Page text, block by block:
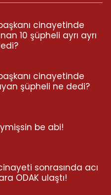
cinayetinde
10 şüpheli ayrı ayrı
cinayetinde
şüpheli ne dedi?
be abi!
sonrasında acı
ODAK ulaştı!